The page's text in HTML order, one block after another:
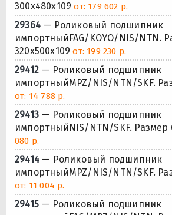
300x480x109от: 179 602 р.
29364— Роликовый подшипник
импортныйFAG/KOYO/NIS/NTN.
320x500x109от: 199 230 р.
29412— Роликовый подшипник
импортныйMPZ/NIS/NTN/SKF.
от: 14 788 р.
29413— Роликовый подшипник
импортныйNIS/NTN/SKF. Размер
080 р.
29414— Роликовый подшипник
импортныйMPZ/NIS/NTN/SKF.
от: 11 004 р.
29415— Роликовый подшипник